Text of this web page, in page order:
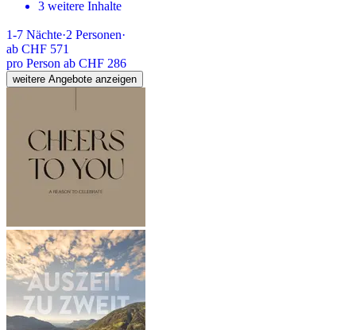
3 weitere Inhalte
1-7 Nächte·2 Personen·
ab CHF 571
pro Person ab CHF 286
weitere Angebote anzeigen